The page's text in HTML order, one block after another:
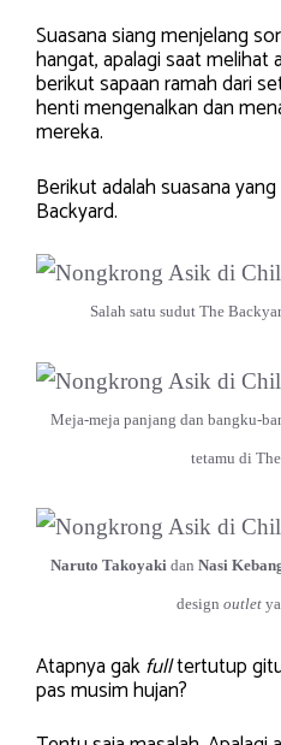
Suasana siang menjelang
hangat, apalagi saat melihat
berikut sapaan ramah dari
henti mengenalkan dan
mereka.
Berikut adalah suasana
Backyard.
Salah satu sudut The
Meja-meja panjang dan bangku-
tetamu di
Naruto Takoyaki dan Nasi
design outlet
Atapnya gakfulltertutup
pas musim hujan?